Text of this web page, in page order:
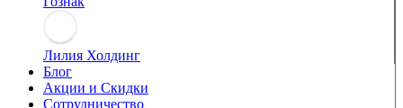
Лилия Холдинг
Блог
Акции и Скидки
Сотрудничество